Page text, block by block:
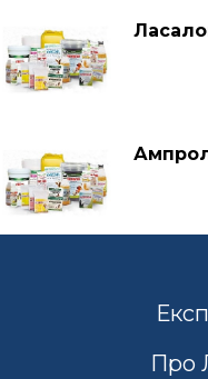
Про